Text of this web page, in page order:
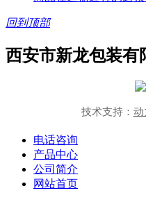
回到顶部
西安市新龙包装
技术支持： 动
电话咨询
产品中心
公司简介
网站首页